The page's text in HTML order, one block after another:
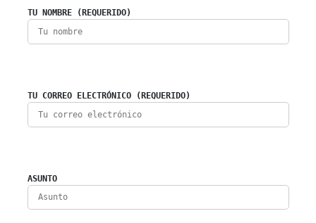
TU NOMBRE (REQUERIDO)
TU CORREO ELECTRÓNICO (REQUERIDO)
ASUNTO